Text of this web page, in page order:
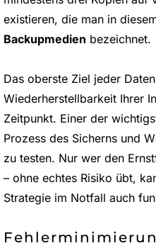
existieren, die man in
Backupmedien bezeichnet.
Das oberste Ziel jeder
Wiederherstellbarkeit Ihrer
Zeitpunkt. Einer der
Prozess des Sicherns und
zu testen. Nur wer den
– ohne echtes Risiko übt,
Strategie im Notfall auch